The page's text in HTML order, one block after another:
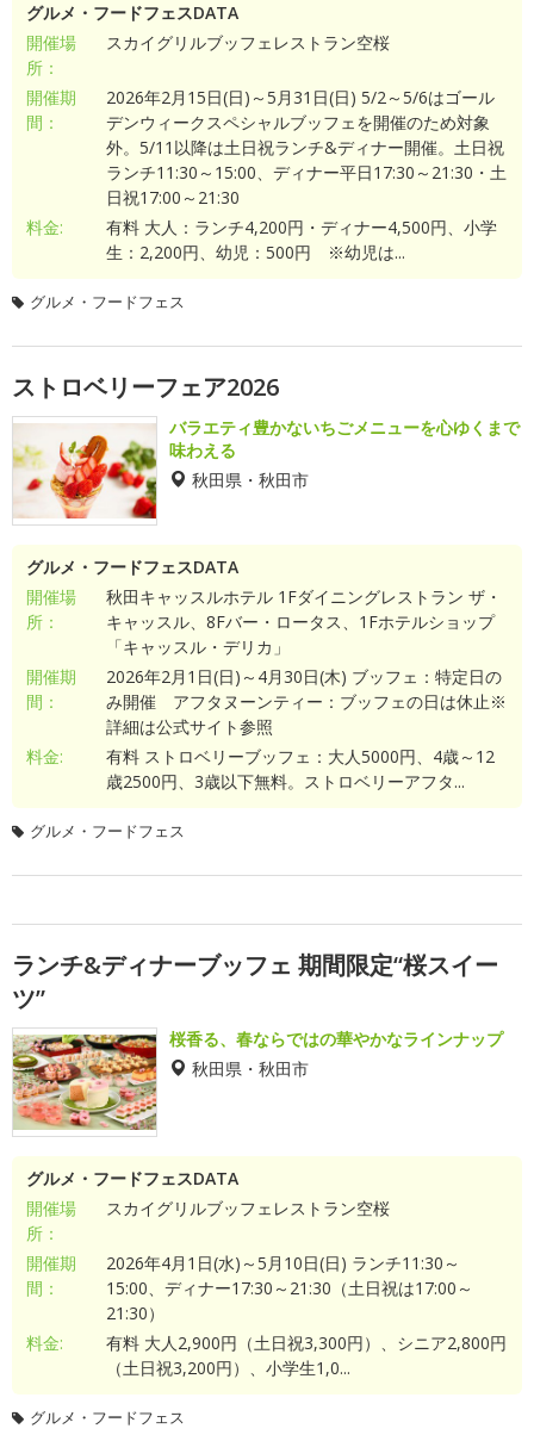
グルメ・フードフェスDATA
開催場
所：
スカイグリルブッフェレストラン空桜
開催期
間：
2026年2月15日(日)～5月31日(日) 5/2～5/6はゴール
デンウィークスペシャルブッフェを開催のため対象
外。5/11以降は土日祝ランチ&ディナー開催。土日祝
ランチ11:30～15:00、ディナー平日17:30～21:30・土
日祝17:00～21:30
料金:
有料 大人：ランチ4,200円・ディナー4,500円、小学
生：2,200円、幼児：500円 ※幼児は...
グルメ・フードフェス
ストロベリーフェア2026
バラエティ豊かないちごメニューを心ゆくまで
味わえる
秋田県・秋田市
グルメ・フードフェスDATA
開催場
所：
秋田キャッスルホテル 1Fダイニングレストラン ザ・
キャッスル、8Fバー・ロータス、1Fホテルショップ
「キャッスル・デリカ」
開催期
間：
2026年2月1日(日)～4月30日(木) ブッフェ：特定日の
み開催 アフタヌーンティー：ブッフェの日は休止※
詳細は公式サイト参照
料金:
有料 ストロベリーブッフェ：大人5000円、4歳～12
歳2500円、3歳以下無料。ストロベリーアフタ...
グルメ・フードフェス
ランチ&ディナーブッフェ 期間限定“桜スイー
ツ”
桜香る、春ならではの華やかなラインナップ
秋田県・秋田市
グルメ・フードフェスDATA
開催場
所：
スカイグリルブッフェレストラン空桜
開催期
間：
2026年4月1日(水)～5月10日(日) ランチ11:30～
15:00、ディナー17:30～21:30（土日祝は17:00～
21:30）
料金:
有料 大人2,900円（土日祝3,300円）、シニア2,800円
（土日祝3,200円）、小学生1,0...
グルメ・フードフェス